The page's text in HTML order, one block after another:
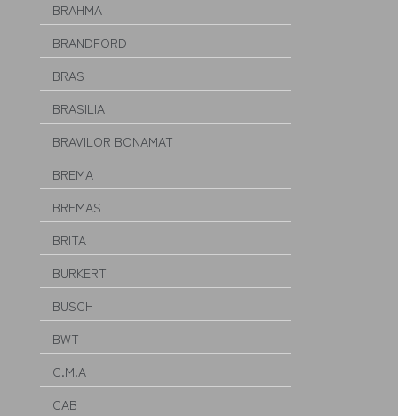
BRAHMA
BRANDFORD
BRAS
BRASILIA
BRAVILOR BONAMAT
BREMA
BREMAS
BRITA
BURKERT
BUSCH
BWT
C.M.A
CAB